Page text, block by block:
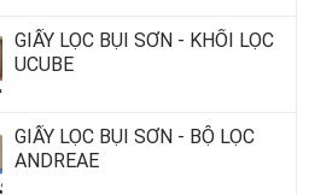
GIẤY LỌC BỤI SƠN - KHỐI LỌC
UCUBE
GIẤY LỌC BỤI SƠN - BỘ LỌC
ANDREAE